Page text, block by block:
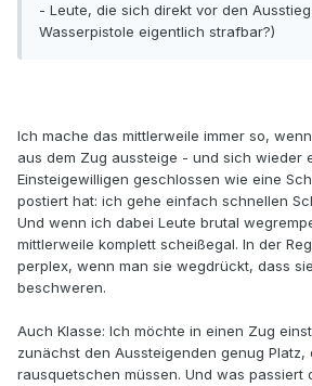
- Leute, die sich direkt vor den
Wasserpistole eigentlich strafbar?)
Ich mache das mittlerweile immer so,
aus dem Zug aussteige - und sich wieder
Einsteigewilligen geschlossen wie eine
postiert hat: ich gehe einfach schnellen
Und wenn ich dabei Leute brutal
mittlerweile komplett scheißegal. In der
perplex, wenn man sie wegdrückt, dass
beschweren.
Auch Klasse: Ich möchte in einen Zug
zunächst den Aussteigenden genug
rausquetschen müssen. Und was passiert